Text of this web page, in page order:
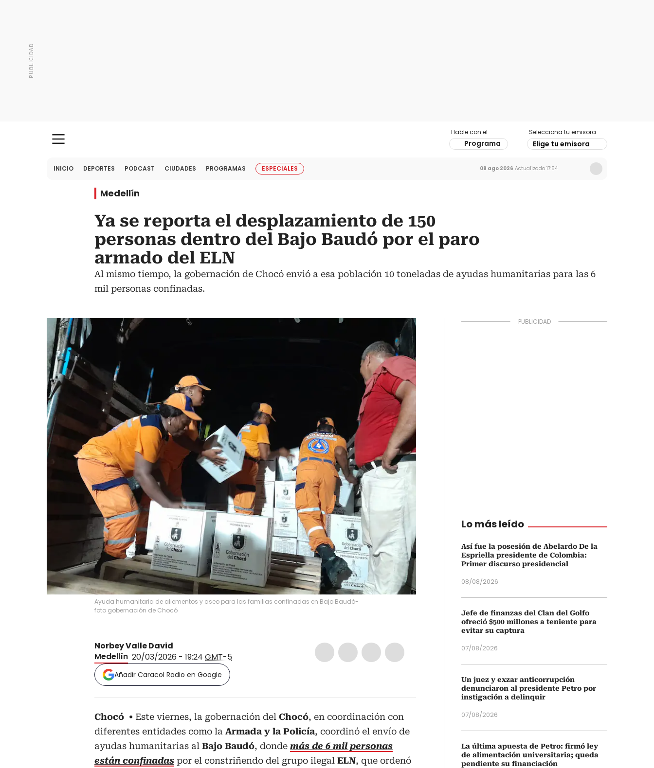
Hable con el
Programa
Selecciona tu emisora
Elige tu emisora
INICIO DEPORTES PODCAST CIUDADES PROGRAMAS ESPECIALES 08 ago 2026 Actualizado 17:54
Medellín
Ya se reporta el desplazamiento de 150
personas dentro del Bajo Baudó por el paro
armado del ELN
Al mismo tiempo, la gobernación de Chocó envió a esa población 10 toneladas de ayudas humanitarias para las 6
mil personas confinadas.
Ayuda humanitaria de aliementos y aseo para las familias confinadas en Bajo Baudó-
foto gobernación de Chocó
Norbey Valle David
Medellín 20/03/2026 - 19:24 GMT-5
Añadir Caracol Radio en Google
Chocó Este viernes, la gobernación del Chocó, en coordinación con
diferentes entidades como la Armada y la Policía, coordinó el envío de
ayudas humanitarias al Bajo Baudó, donde más de 6 mil personas
están confinadas por el constriñendo del grupo ilegal ELN, que ordenó
Lo más leído
Así fue la posesión de Abelardo De la
Espriella presidente de Colombia:
Primer discurso presidencial
08/08/2026
Jefe de finanzas del Clan del Golfo
ofreció $500 millones a teniente para
evitar su captura
07/08/2026
Un juez y exzar anticorrupción
denunciaron al presidente Petro por
instigación a delinquir
07/08/2026
La última apuesta de Petro: firmó ley
de alimentación universitaria; queda
pendiente su financiación